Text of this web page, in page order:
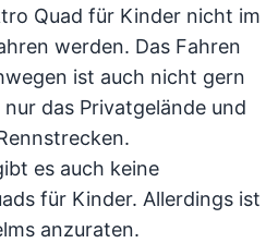
Quad für Kinder nicht im
werden. Das Fahren
ist auch nicht gern
das Privatgelände und
es auch keine
für Kinder. Allerdings ist
anzuraten.